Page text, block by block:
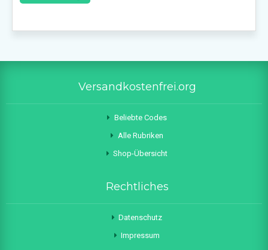
Versandkostenfrei.org
Beliebte Codes
Alle Rubriken
Shop-Übersicht
Rechtliches
Datenschutz
Impressum